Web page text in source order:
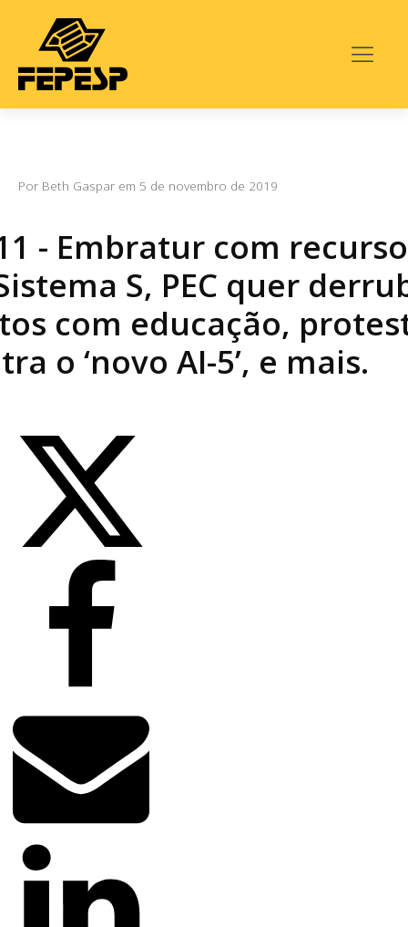
Por Beth Gaspar em 5 de novembro de 2019
- Embratur com
S, PEC quer
com educação,
o ‘novo AI-5’, e mais.